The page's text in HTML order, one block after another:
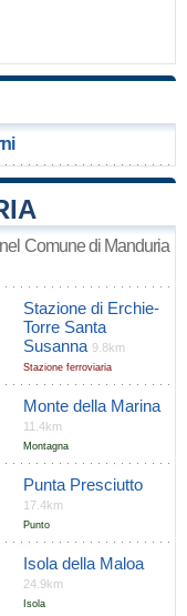
Comune di Manduria
Stazione di Erchie-
Torre Santa
Susanna 9.8km
Stazione ferroviaria
Monte della Marina
11.4km
Montagna
Punta Presciutto
17.4km
Punto
Isola della Maloa
24.9km
Isola